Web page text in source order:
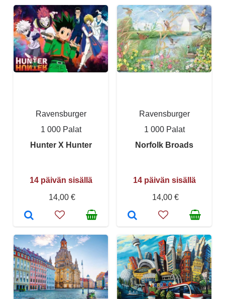
Ravensburger
1 000 Palat
Hunter X Hunter
14 päivän sisällä
14,00 €
Ravensburger
1 000 Palat
Norfolk Broads
14 päivän sisällä
14,00 €